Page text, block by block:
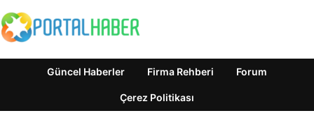
Güncel Haberler Firma Rehberi Forum
Çerez Politikası